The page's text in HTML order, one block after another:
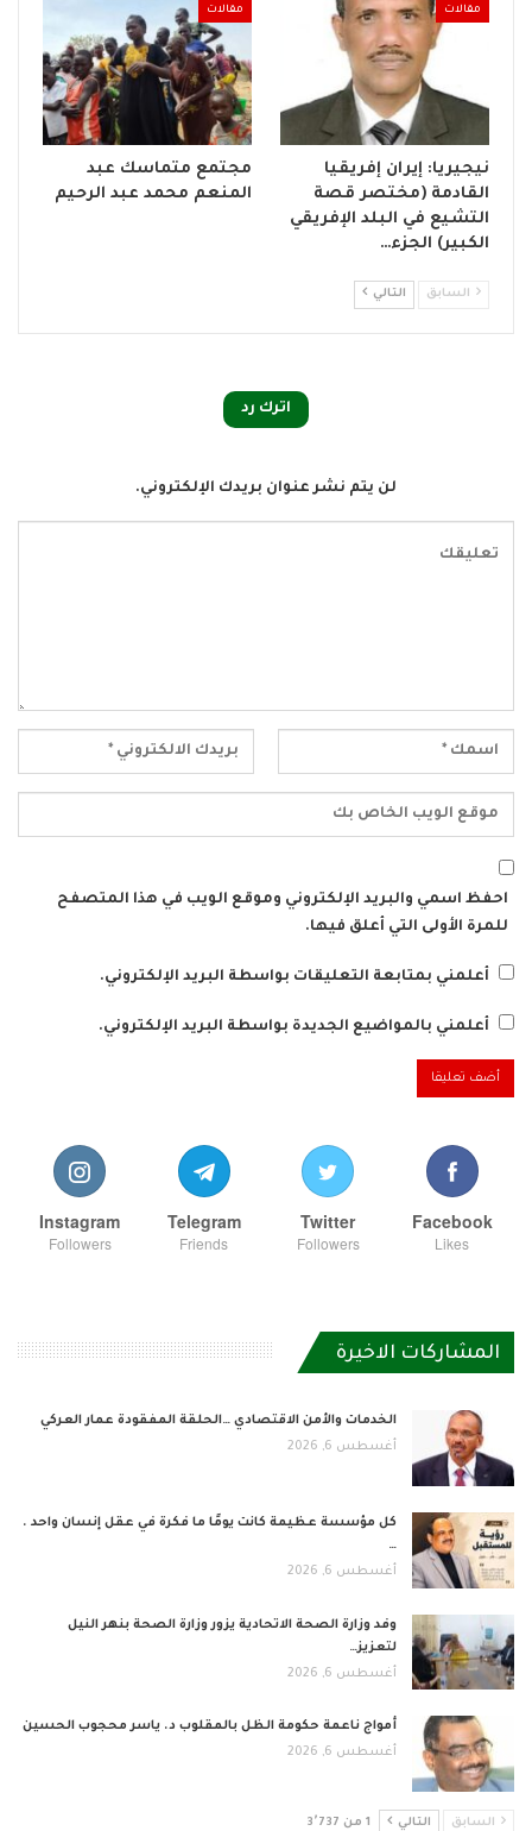
مقالات
نيجيريا: إيران إفريقيا
القادمة (مختصر قصة
التشيع في البلد الإفريقي
الكبير) الجزء…
مقالات
مجتمع متماسك عبد
المنعم محمد عبد الرحيم
السابق التالي
اترك رد
لن يتم نشر عنوان بريدك الإلكتروني.
احفظ اسمي والبريد الإلكتروني وموقع الويب في هذا المتصفح
للمرة الأولى التي أعلق فيها.
أعلمني بمتابعة التعليقات بواسطة البريد الإلكتروني.
أعلمني بالمواضيع الجديدة بواسطة البريد الإلكتروني.
Facebook
Likes
Twitter
Followers
Telegram
Friends
Instagram
Followers
المشاركات الاخيرة
الخدمات والأمن الاقتصادي …الحلقة المفقودة عمار العركي
أغسطس 6, 2026
كل مؤسسة عظيمة كانت يومًا ما فكرة في عقل إنسان واحد .
…
أغسطس 6, 2026
وفد وزارة الصحة الاتحادية يزور وزارة الصحة بنهر النيل
لتعزيز…
أغسطس 6, 2026
أمواج ناعمة حكومة الظل بالمقلوب د. ياسر محجوب الحسين
أغسطس 6, 2026
السابق التالي 1 من 3٬737